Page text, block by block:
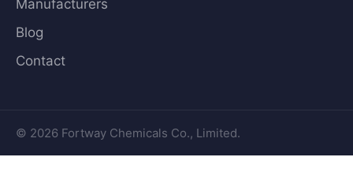
Manufacturers
Blog
Contact
© 2026 Fortway Chemicals Co., Limited.